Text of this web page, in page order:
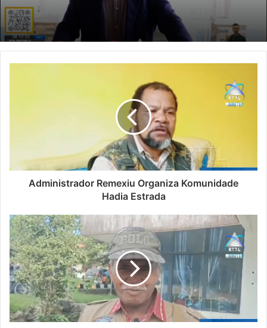
Administrador Remexiu Organiza Komunidade
Hadia Estrada